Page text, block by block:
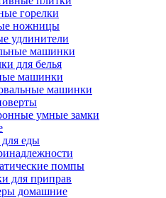
горелки
ножницы
удлинители
машинки
для белья
машинки
машинки
умные замки
еды
помпы
для приправ
домашние